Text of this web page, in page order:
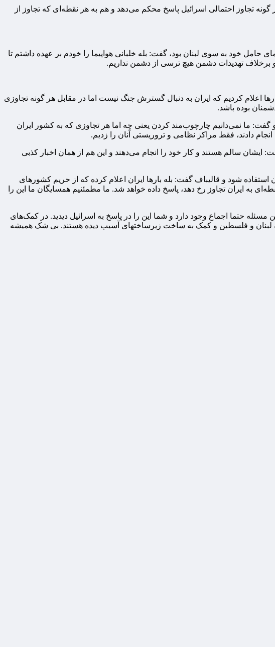
تجاوز احتمالی اسرائیل پاسخ محکم می‌دهد و هم به هر نقطه‌ای که تجاوز از
خود به سوی لبنان بود، گفت: بله خلبانی هواپیما را خودم بر عهده داشتم تا
برخلاف تهدیدات دشمن هیچ ترسی از دشمن نداریم.
اعلام کردیم که ایران به دنبال گسترش جنگ نیست اما در مقابل هر گونه تجاوزی
بوده باشد.
گفت: ما نمی‌دانیم چارچوب‌مند کردن یعنی چه اما هر تجاوزی که به کشور ایران
سالم هستند و کار خود را انجام می‌دهند و این هم از همان اخبار کذبی
استفاده شود و قالیباف گفت: بله بارها ایران اعلام کرده که از حریم کشورهای
به ایران تجاوز رخ دهد، پاسخ داده خواهد شد. ما مطمئنیم همسایگان ما این را
حتما اجماع وجود دارد و شما این را در پاسخ به اسرائیل دیدید. در کمک‌های
لبنان و فلسطین و کمک به ساخت زیرساختهای آسیب دیده هستند. بی شک همیشه